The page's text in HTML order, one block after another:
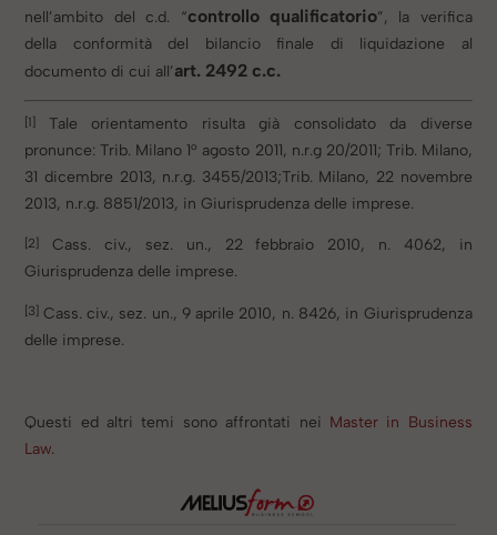
nell’ambito del c.d. “controllo qualificatorio”, la verifica
della conformità del bilancio finale di liquidazione al
documento di cui all’art. 2492 c.c.
[1] Tale orientamento risulta già consolidato da diverse
pronunce: Trib. Milano 1° agosto 2011, n.r.g 20/2011; Trib. Milano,
31 dicembre 2013, n.r.g. 3455/2013;Trib. Milano, 22 novembre
2013, n.r.g. 8851/2013, in Giurisprudenza delle imprese.
[2]
Cass. civ., sez. un., 22 febbraio 2010, n. 4062, in
Giurisprudenza delle imprese.
[3] Cass. civ., sez. un., 9 aprile 2010, n. 8426, in Giurisprudenza
delle imprese.
Questi ed altri temi sono affrontati nei Master in Business
Law.